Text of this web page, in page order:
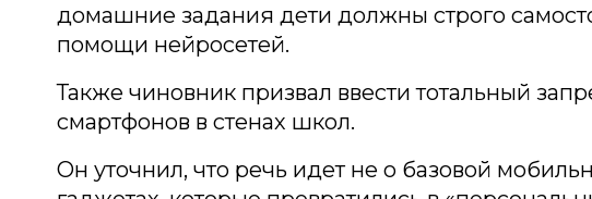
домашние задания дети должны строго
помощи нейросетей.
Также чиновник призвал ввести тотальный
смартфонов в стенах школ.
Он уточнил, что речь идет не о базовой